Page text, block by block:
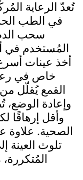
تُعدّ الرعاية
في الطب
سحب
المُستخدم في
أخذ عينات
خاص في
القمع يُقلّل
وإعادة الوضع،
وأقل إرهاقًا
الصحية.
تلوث العينة